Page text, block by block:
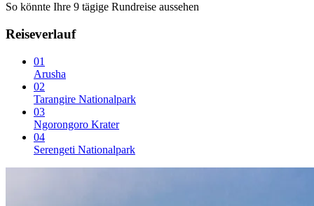
So könnte Ihre 9 tägige Rundreise aussehen
Reiseverlauf
01
Arusha
02
Tarangire Nationalpark
03
Ngorongoro Krater
04
Serengeti Nationalpark